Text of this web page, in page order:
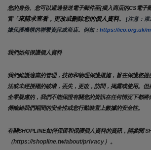
您的身份。您可以通過發送電子郵件至{插入商店的CS電子
官「來請求查看，更改或刪除您的個人資料。
[注意：添
據保護機構的聯繫資訊或商店。例如： https://ico.org.uk/
我們如何保護個人資料
我們維護適當的管理，技術和物理保護措施，旨在保護您提
法或未經授權的破壞，丟失，更改，訪問，揭露或使用。
全零疑慮的，我們不能保證有關您的資訊在任何情況下都
傳輸給我們期間的安全性或您行動裝置上數據的安全性。
有關SHOPLINE如何保留和保護個人資料的資訊，請參閱
（https://shopline.tw/about/privacy）。